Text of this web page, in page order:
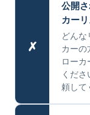
✗
公開
カー
どんな
カーの
ローカ
くだ
頼して